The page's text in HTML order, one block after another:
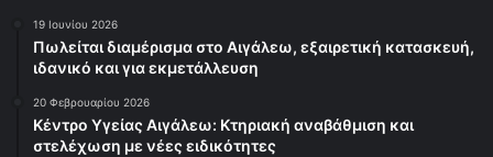
19 Ιουνίου 2026
Πωλείται διαμέρισμα στο Αιγάλεω, εξαιρετική κατασκευή,
ιδανικό και για εκμετάλλευση
20 Φεβρουαρίου 2026
Κέντρο Υγείας Αιγάλεω: Κτηριακή αναβάθμιση και
στελέχωση με νέες ειδικότητες